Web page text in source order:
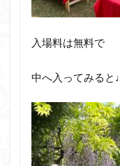
入場料は無料で
中へ入ってみると♩